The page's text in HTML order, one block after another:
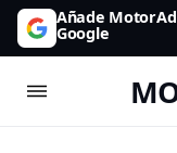
Añade
Google